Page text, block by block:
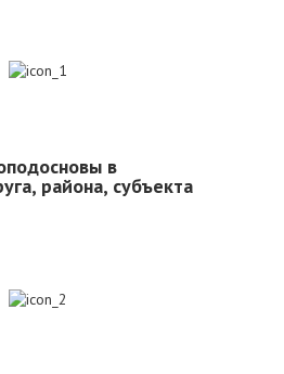
в
района, субъекта